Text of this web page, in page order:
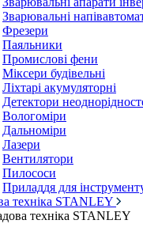
Зварювальні
Фрезери
Паяльники
Промислові фени
Міксери будівельні
Ліхтарі акумуляторні
Детектори
Вологоміри
Дальноміри
Лазери
Вентилятори
Пилососи
Приладдя для
техніка STANLEY
техніка STANLEY